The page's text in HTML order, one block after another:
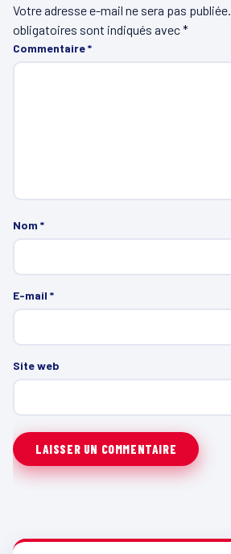
Votre adresse e-mail ne sera pas publiée.
obligatoires sont indiqués avec*
Commentaire*
Nom *
E-mail *
Site web